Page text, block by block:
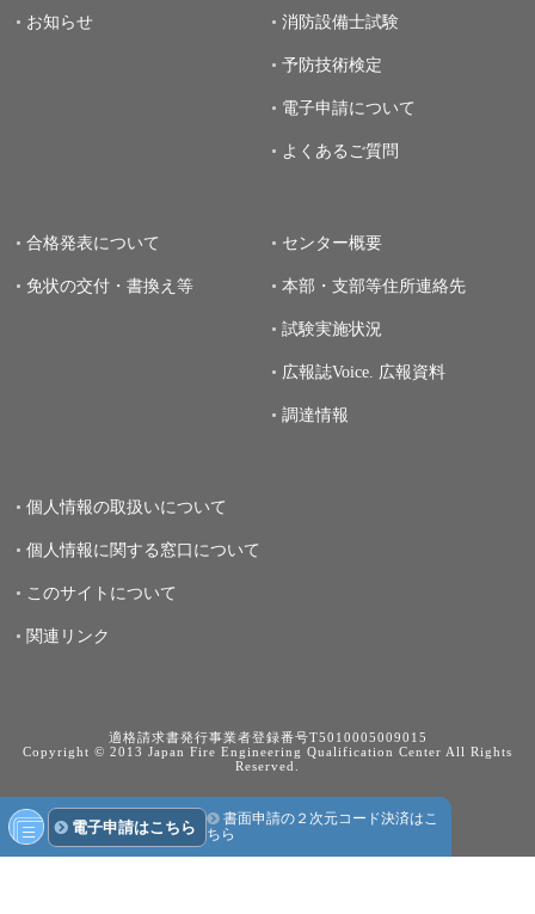
お知らせ 消防設備士試験
予防技術検定
電子申請について
よくあるご質問
合格発表について
免状の交付・書換え等
センター概要
本部・支部等住所連絡先
試験実施状況
広報誌Voice. 広報資料
調達情報
個人情報の取扱いについて
個人情報に関する窓口について
このサイトについて
関連リンク
適格請求書発行事業者登録番号T5010005009015
Copyright © 2013 Japan Fire Engineering Qualification Center All Rights
Reserved.
電子申請はこちら
書面申請の２次元コード決済はこ
ちら